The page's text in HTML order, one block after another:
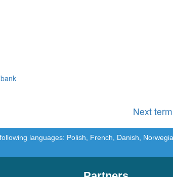
Next
languages: Polish, French, Danish,